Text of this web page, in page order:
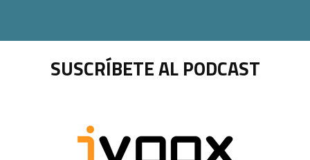
SUSCRÍBETE AL PODCAST